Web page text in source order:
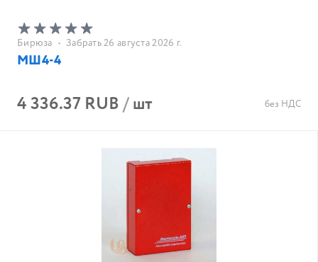
Бирюза • Забрать 26 августа 2026 г.
МШ4-4
4 336.37 RUB/шт без НДС